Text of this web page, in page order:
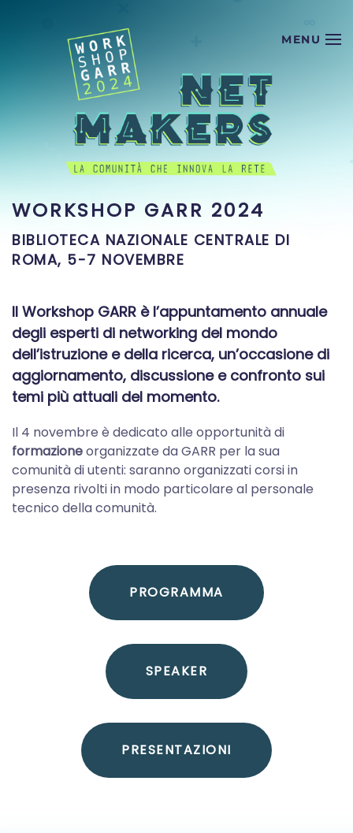
Skip to main content
WORKSHOP GARR 2024
BIBLIOTECA NAZIONALE CENTRALE DI
ROMA, 5-7 NOVEMBRE
Il Workshop GARR è l’appuntamento annuale
degli esperti di networking del mondo
dell’istruzione e della ricerca, un’occasione di
aggiornamento, discussione e confronto sui
temi più attuali del momento.
Il 4 novembre è dedicato alle opportunità di
formazioneorganizzate da GARR per la sua
comunità di utenti: saranno organizzati corsi in
presenza rivolti in modo particolare al personale
tecnico della comunità.
PROGRAMMA
SPEAKER
PRESENTAZIONI